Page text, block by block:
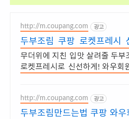
http://m.coupang.com 광고
두부조림 쿠팡 로켓프레시
반찬
무더위에 지친 입맛 살려줄 두부
로켓프레시로 신선하게! 와우회
른 배송
http://m.coupang.com 광고
두부조림만드는법 쿠팡 와